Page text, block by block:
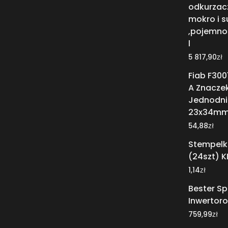
mokro i
l
5 817,90zł
Fiab
A
54,88zł
(24szt)
1,14zł
Bester
759,99zł